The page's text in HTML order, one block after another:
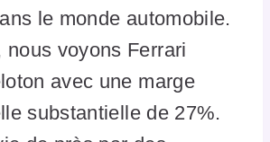
le monde automobile.
nous voyons Ferrari
avec une marge
substantielle de 27%.